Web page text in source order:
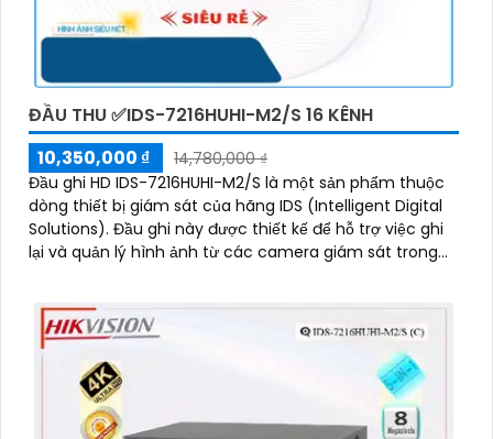
ĐẦU THU ✅IDS-7216HUHI-M2/S 16 KÊNH
10,350,000 ₫
14,780,000 ₫
Đầu ghi HD IDS-7216HUHI-M2/S là một sản phẩm thuộc
dòng thiết bị giám sát của hãng IDS (Intelligent Digital
Solutions). Đầu ghi này được thiết kế để hỗ trợ việc ghi
lại và quản lý hình ảnh từ các camera giám sát trong